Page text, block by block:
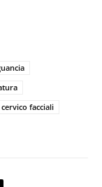
facciali